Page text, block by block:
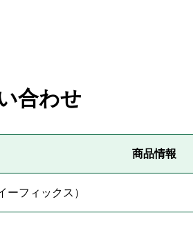
合わせ
商品情報
ーフィックス）